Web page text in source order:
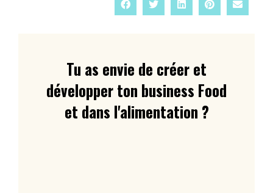
Tu as envie de créer et
développer ton business Food
et dans l'alimentation ?